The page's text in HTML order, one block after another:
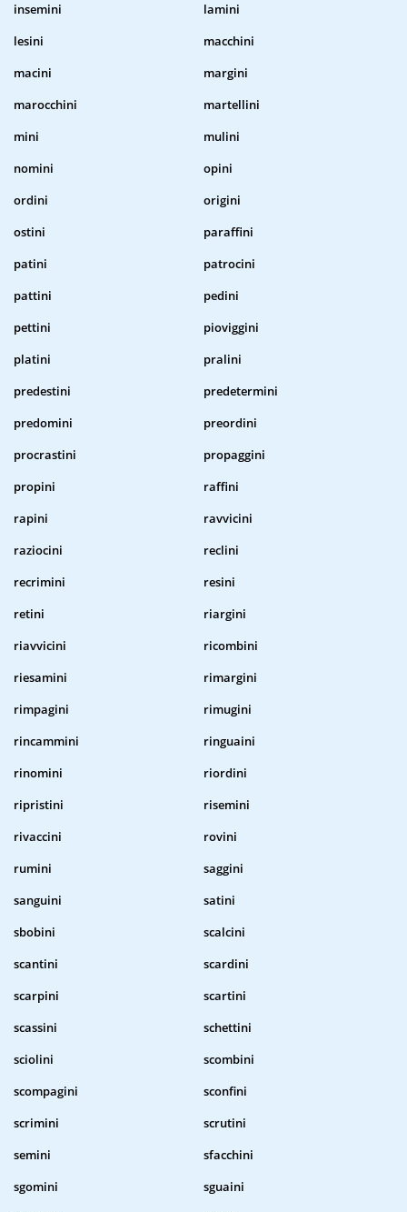
insemini
lamini
lesini
macchini
macini
margini
marocchini
martellini
mini
mulini
nomini
opini
ordini
origini
ostini
paraffini
patini
patrocini
pattini
pedini
pettini
pioviggini
platini
pralini
predestini
predetermini
predomini
preordini
procrastini
propaggini
propini
raffini
rapini
ravvicini
raziocini
reclini
recrimini
resini
retini
riargini
riavvicini
ricombini
riesamini
rimargini
rimpagini
rimugini
rincammini
ringuaini
rinomini
riordini
ripristini
risemini
rivaccini
rovini
rumini
saggini
sanguini
satini
sbobini
scalcini
scantini
scardini
scarpini
scartini
scassini
schettini
sciolini
scombini
scompagini
sconfini
scrimini
scrutini
semini
sfacchini
sgomini
sguaini